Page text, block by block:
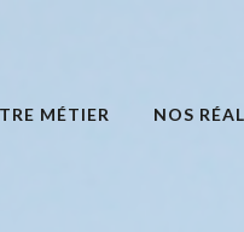
MÉTIER NOS